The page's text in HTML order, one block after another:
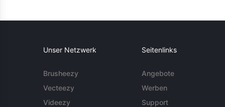
Unser Netzwerk
Brusheezy
Vecteezy
Videezy
Seitenlinks
Angebote
Werben
Support